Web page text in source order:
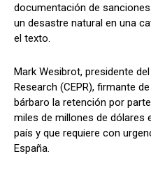
documentación de
un desastre natural en una
el texto.
Mark Wesibrot, presidente
Research (CEPR), firmante
bárbaro la retención por
miles de millones de dólares
país y que requiere con
España.